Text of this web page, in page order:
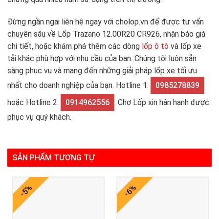
Đừng ngần ngại liên hệ ngay với cholop.vn để được tư vấn
chuyên sâu về Lốp Trazano 12.00R20 CR926, nhận báo giá
chi tiết, hoặc khám phá thêm các dòng lốp ô tô và lốp xe
tải khác phù hợp với nhu cầu của bạn. Chúng tôi luôn sẵn
sàng phục vụ và mang đến những giải pháp lốp xe tối ưu
nhất cho doanh nghiệp của bạn. Hotline 1:
0985278839
hoặc Hotline 2:
0914962556 . Chợ Lốp xin hân hạnh được
phục vụ quý khách.
SẢN PHẨM TƯƠNG TỰ
-5% -6%